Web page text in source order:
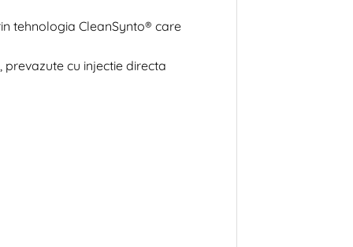
tehnologia CleanSynto® care
prevazute cu injectie directa